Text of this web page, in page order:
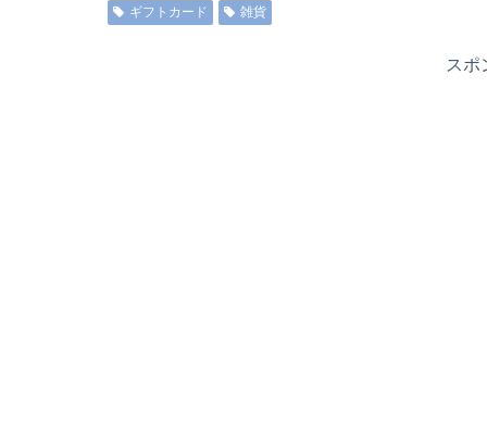
ギフトカード 雑貨
スポ